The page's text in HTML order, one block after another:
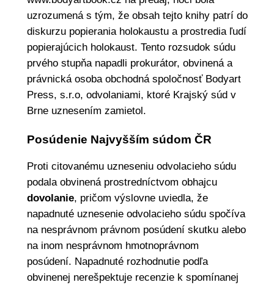
uzrozumená s tým, že obsah tejto knihy patrí do
diskurzu popierania holokaustu a prostredia ľudí
popierajúcich holokaust. Tento rozsudok súdu
prvého stupňa napadli prokurátor, obvinená a
právnická osoba obchodná spoločnosť Bodyart
Press, s.r.o, odvolaniami, ktoré Krajský súd v
Brne uznesením zamietol.
Posúdenie Najvyšším súdom ČR
Proti citovanému uzneseniu odvolacieho súdu
podala obvinená prostredníctvom obhajcu
dovolanie, pričom výslovne uviedla, že
napadnuté uznesenie odvolacieho súdu spočíva
na nesprávnom právnom posúdení skutku alebo
na inom nesprávnom hmotnoprávnom
posúdení. Napadnuté rozhodnutie podľa
obvinenej nerešpektuje recenzie k spomínanej